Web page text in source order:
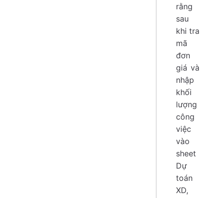
rằng
sau
khi tra
mã
đơn
giá và
nhập
khối
lượng
công
việc
vào
sheet
Dự
toán
XD,